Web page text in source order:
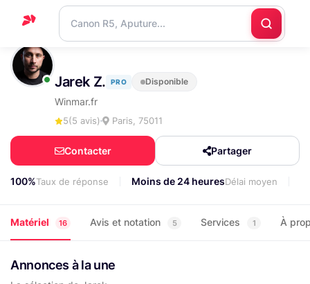
Accueil
Support
Nous
contacter
Jarek Z. PRO Disponible
Winmar.fr
5(5 avis) Paris, 75011
Contacter Partager
100%Taux de réponse Moins de 24 heuresDélai moyen
Matériel 16 Avis et notation 5 Services 1 À
Annonces à la une